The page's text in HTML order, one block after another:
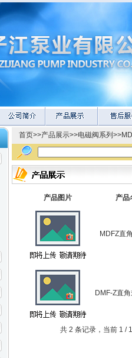
首页>>产品展示>>电磁阀系列 >>
产品图片 产品
MDFZ直
DMF-Z直
共 2 条记录，当前 1